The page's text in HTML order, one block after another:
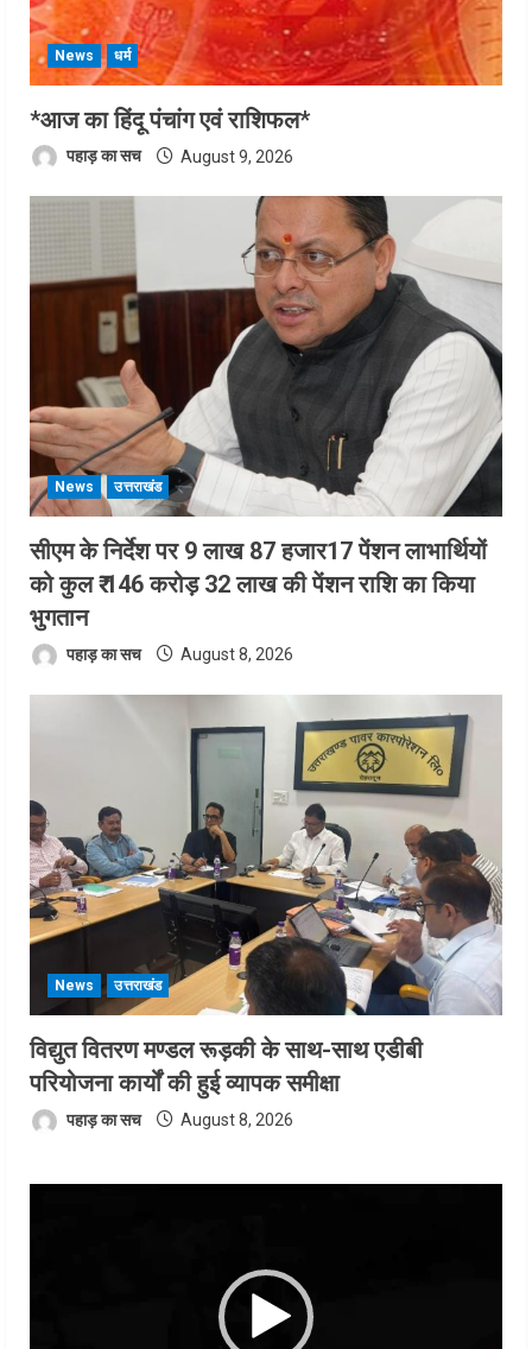
News धर्म
*आज का हिंदू पंचांग एवं राशिफल*
पहाड़ का सच August 9, 2026
News उत्तराखंड
सीएम के निर्देश पर 9 लाख 87 हजार17 पेंशन लाभार्थियों
को कुल ₹ 146 करोड़ 32 लाख की पेंशन राशि का किया
भुगतान
पहाड़ का सच August 8, 2026
News उत्तराखंड
विद्युत वितरण मण्डल रूड़की के साथ-साथ एडीबी
परियोजना कार्यों की हुई व्यापक समीक्षा
पहाड़ का सच August 8, 2026